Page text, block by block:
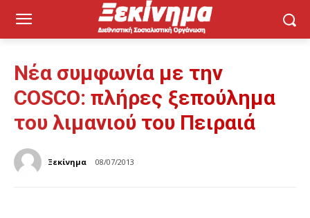
Νέα συμφωνία με την
COSCO: πλήρες ξεπούλημα
του λιμανιού του Πειραιά
Ξεκίνημα 08/07/2013